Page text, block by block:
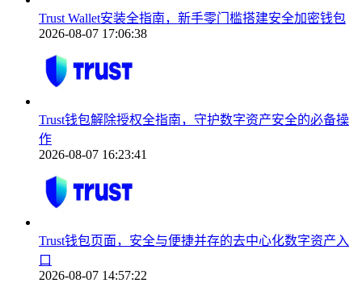
Trust Wallet安装全指南，新手零门槛搭建安全加密钱包
2026-08-07 17:06:38
Trust钱包解除授权全指南，守护数字资产安全的必备操
作
2026-08-07 16:23:41
Trust钱包页面，安全与便捷并存的去中心化数字资产入
口
2026-08-07 14:57:22